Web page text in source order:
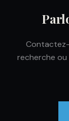
recherche ou